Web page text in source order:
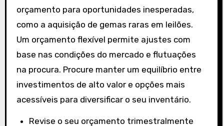
orçamento para oportunidades inesperadas,
como a aquisição de gemas raras em leilões.
Um orçamento flexível permite ajustes com
base nas condições do mercado e flutuações
na procura. Procure manter um equilíbrio entre
investimentos de alto valor e opções mais
acessíveis para diversificar o seu inventário.
Revise o seu orçamento trimestralmente